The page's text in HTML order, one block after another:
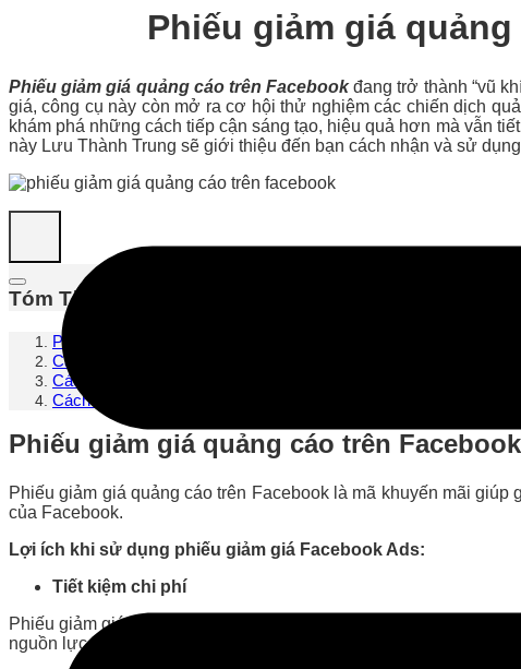
Phiếu giảm giá
Phiếu giảm giá quảng cáo trên Facebookđang trở thành “vũ
giá, công cụ này còn mở ra cơ hội thử nghiệm các chiến dịch
khám phá những cách tiếp cận sáng tạo, hiệu quả hơn mà vẫn
này Lưu Thành Trung sẽ giới thiệu đến bạn cách nhận và sử
Tóm Tắt
Phiếu giảm giá quảng cáo trên Facebook là gì?
Các loại Coupon Facebook Ads
Cách nhận Voucher Facebook Ads
Cách sử dụng phiếu giảm giá quảng cáo Facebook
Phiếu giảm giá quảng cáo trên
Phiếu giảm giá quảng cáo trên Facebook là mã khuyến mãi
của Facebook.
Lợi ích khi sử dụng phiếu giảm giá Facebook Ads:
Tiết kiệm chi phí
Phiếu giảm giá giúp giảm chi phí quảng cáo, đặc biệt hữu ích
nguồn lực hiệu quả hơn cho các chiến lược khác.